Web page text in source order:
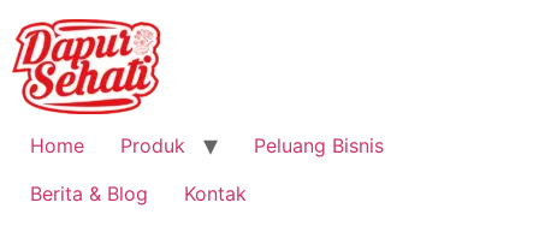
Home Produk
Peluang Bisnis
Berita & Blog
Kontak